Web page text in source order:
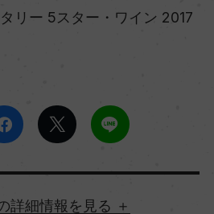
リー 5スター・ワイン 2017
詳細情報